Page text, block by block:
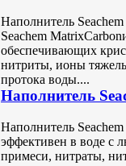
Наполнитель
Seachem
обеспечивающих
нитриты, ионы
протока воды....
Наполнитель
Наполнитель
эффективен в воде с
примеси, нитраты,